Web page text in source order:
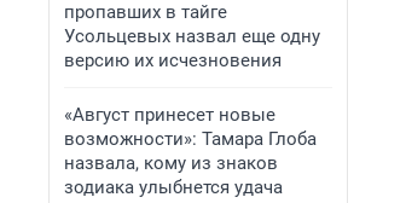
пропавших в тайге
Усольцевых назвал еще одну
версию их исчезновения
«Август принесет новые
возможности»: Тамара Глоба
назвала, кому из знаков
зодиака улыбнется удача